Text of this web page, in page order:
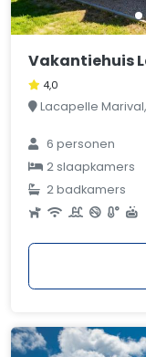
Vakantiehuis
4,0
Lacapelle Marival,
6 personen
2 slaapkamers
2 badkamers